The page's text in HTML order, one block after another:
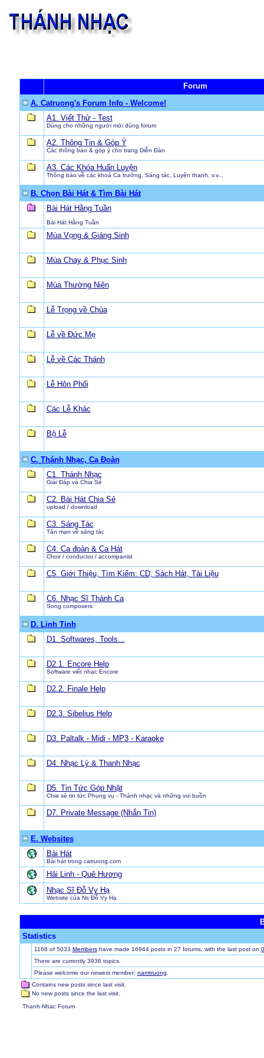
Forum
A. Catruong's Forum Info - Welcome!
A1. Viết Thử - Test
Dùng cho những người mới dùng forum
A2. Thông Tin & Góp Ý
Các thông báo & góp ý cho trang Diễn Đàn
A3. Các Khóa Huấn Luyện
Thông báo về các khoá Ca trưởng, Sáng tác, Luyện thanh, v.v...
B. Chọn Bài Hát & Tìm Bài Hát
Bài Hát Hằng Tuần
Bài Hát Hằng Tuần
Mùa Vọng & Giáng Sinh
Mùa Chay & Phục Sinh
Mùa Thường Niên
Lễ Trọng về Chúa
Lễ về Đức Mẹ
Lễ về Các Thánh
Lễ Hôn Phối
Các Lễ Khác
Bộ Lễ
C. Thánh Nhạc, Ca Đoàn
C1. Thánh Nhạc
Giải Ðáp và Chia Sẻ
C2. Bài Hát Chia Sẻ
upload / download
C3. Sáng Tác
Tản mạn về sáng tác
C4. Ca đoàn & Ca Hát
Choir / conductor / accompanist
C5. Giới Thiệu, Tìm Kiếm: CD, Sách Hát, Tài Liệu
C6. Nhạc Sĩ Thánh Ca
Song composers
D. Linh Tinh
D1. Softwares, Tools...
D2.1. Encore Help
Software viết nhạc Encore
D2.2. Finale Help
D2.3. Sibelius Help
D3. Paltalk - Midi - MP3 - Karaoke
D4. Nhạc Lý & Thanh Nhạc
D5. Tin Tức Góp Nhặt
Chia sẻ tin tức Phụng vụ - Thánh nhạc và những vui buồn
D7. Private Message (Nhắn Tin)
E. Websites
Bài Hát
Bài hát trong catruong.com
Hải Linh - Quê Hương
Nhạc Sĩ Ðỗ Vy Hạ
Website của Ns Ðỗ Vy Hạ
Statistics
1168 of 5033 Membershave made 16944 posts in 27 forums, with the last post on
There are currently 3936 topics.
Please welcome our newest member: namtruong
Contains new posts since last visit.
No new posts since the last visit.
Thanh-Nhac Forum